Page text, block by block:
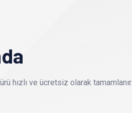
hızlı ve ücretsiz olarak tamamlanır.